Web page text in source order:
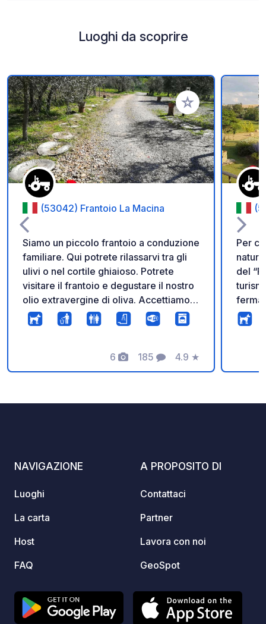
Luoghi da scoprire
Aggiungi ai tuoi
(53042) Frantoio La Macina
Siamo un piccolo frantoio a conduzione
familiare. Qui potrete rilassarvi tra gli
ulivi o nel cortile ghiaioso. Potrete
visitare il frantoio e degustare il nostro
olio extravergine di oliva. Accettiamo
volentieri prenotazioni tramite
WhatsApp o e-mail, come indicato nei
obbligatoria solo la domenica tramite
6
Foto
185
Commenti
4.9
Valutazione
★
Per
natura
del
per
Le
NAVIGAZIONE
Luoghi
La carta
Host
FAQ
A PROPOSITO DI
Contattaci
Partner
Lavora con noi
GeoSpot